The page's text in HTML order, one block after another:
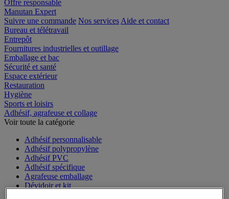
Offre responsable
Manutan Expert
Suivre une commande
Bureau et télétravail
Entrepôt
Fournitures industrielles et outillage
Emballage et bac
Sécurité et santé
Espace extérieur
Restauration
Hygiène
Sports et loisirs
Adhésif, agrafeuse et collage
Adhésif personnalisable
Adhésif polypropylène
Adhésif PVC
Adhésif spécifique
Agrafeuse emballage